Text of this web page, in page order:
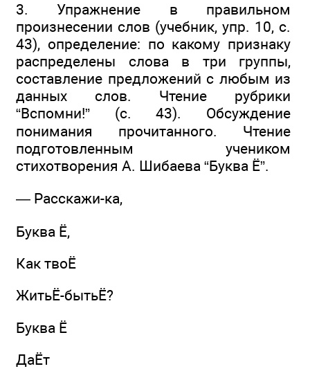
3. Упражнение в правильном
произнесении слов (учебник, упр. 10, с.
43), определение: по какому признаку
распределены слова в три группы,
составление предложений с любым из
данных слов. Чтение рубрики
“Вспомни!” (с. 43). Обсуждение
понимания прочитанного. Чтение
подготовленным учеником
стихотворения А. Шибаева “Буква Ё”.
— Расскажи-ка,
Буква Ё,
Как твоЁ
ЖитьЁ-бытьЁ?
Буква Ё
ДаЁт